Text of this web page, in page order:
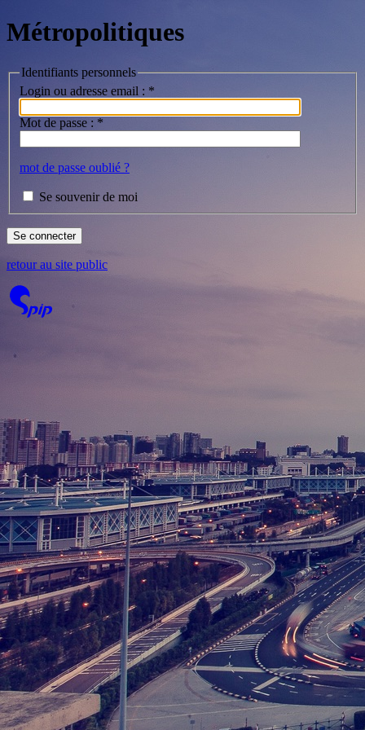
Métropolitiques
Identifiants personnels
Login ou adresse email : *
Mot de passe : *
mot de passe oublié ?
Se souvenir de moi
retour au site public